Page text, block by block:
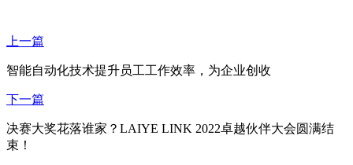
上一篇
智能自动化技术提升员工工作效率，为企业创收
下一篇
决赛大奖花落谁家？LAIYE LINK 2022卓越伙伴大会圆满结
束！